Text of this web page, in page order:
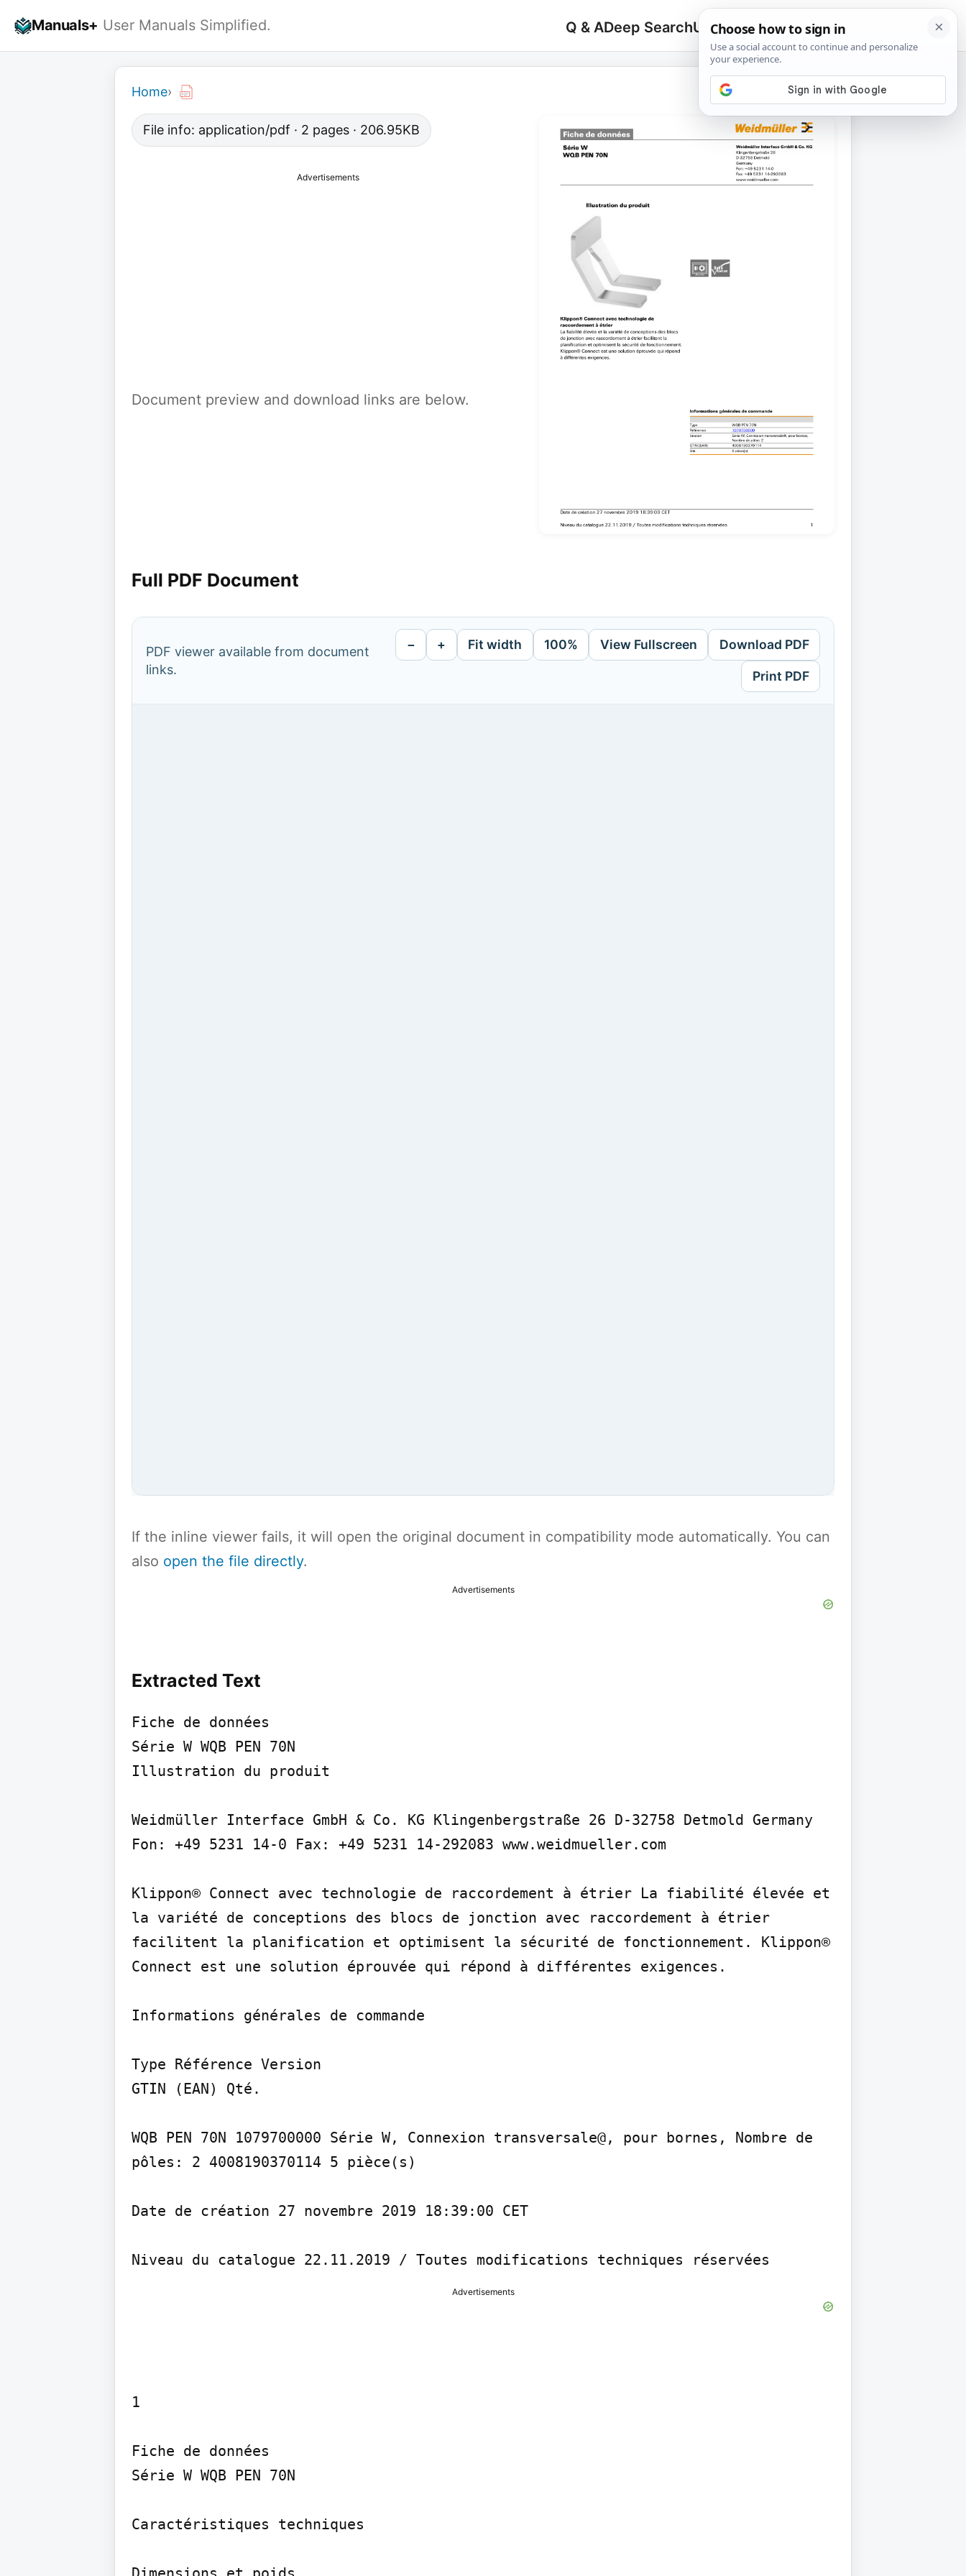
Manuals+ User Manuals Simplified. Q & ADeep SearchUpload
Search
for:
🔍
Home›
File info: application/pdf · 2 pages · 206.95KB
Advertisements
Document preview and download links are below.
Full PDF Document
PDF viewer available from document
links.
− + Fit width 100% View Fullscreen Download PDF
Print PDF
If the inline viewer fails, it will open the original document in compatibility mode automatically. You can
also open the file directly.
Advertisements
Extracted Text
Fiche de données
Série W WQB PEN 70N
Illustration du produit
Weidmüller Interface GmbH & Co. KG Klingenbergstraße 26 D-32758 Detmold Germany
Fon: +49 5231 14-0 Fax: +49 5231 14-292083 www.weidmueller.com
Klippon® Connect avec technologie de raccordement à étrier La fiabilité élevée et
la variété de conceptions des blocs de jonction avec raccordement à étrier
facilitent la planification et optimisent la sécurité de fonctionnement. Klippon®
Connect est une solution éprouvée qui répond à différentes exigences.
Informations générales de commande
Type Référence Version
GTIN (EAN) Qté.
WQB PEN 70N 1079700000 Série W, Connexion transversale@, pour bornes, Nombre de
pôles: 2 4008190370114 5 pièce(s)
Date de création 27 novembre 2019 18:39:00 CET
Niveau du catalogue 22.11.2019 / Toutes modifications techniques réservées
Advertisements
1
Fiche de données
Série W WQB PEN 70N
Caractéristiques techniques